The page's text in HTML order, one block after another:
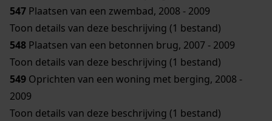
547 Plaatsen van een zwembad, 2008 - 2009
Toon details van deze beschrijving (1 bestand)
548 Plaatsen van een betonnen brug, 2007 - 2009
Toon details van deze beschrijving (1 bestand)
549 Oprichten van een woning met berging, 2008 -
2009
Toon details van deze beschrijving (1 bestand)